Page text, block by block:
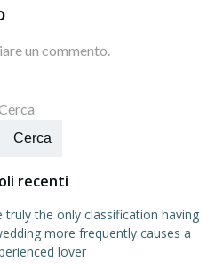
un commento.
Cerca
recenti
truly the only classification having
more frequently causes a
lover